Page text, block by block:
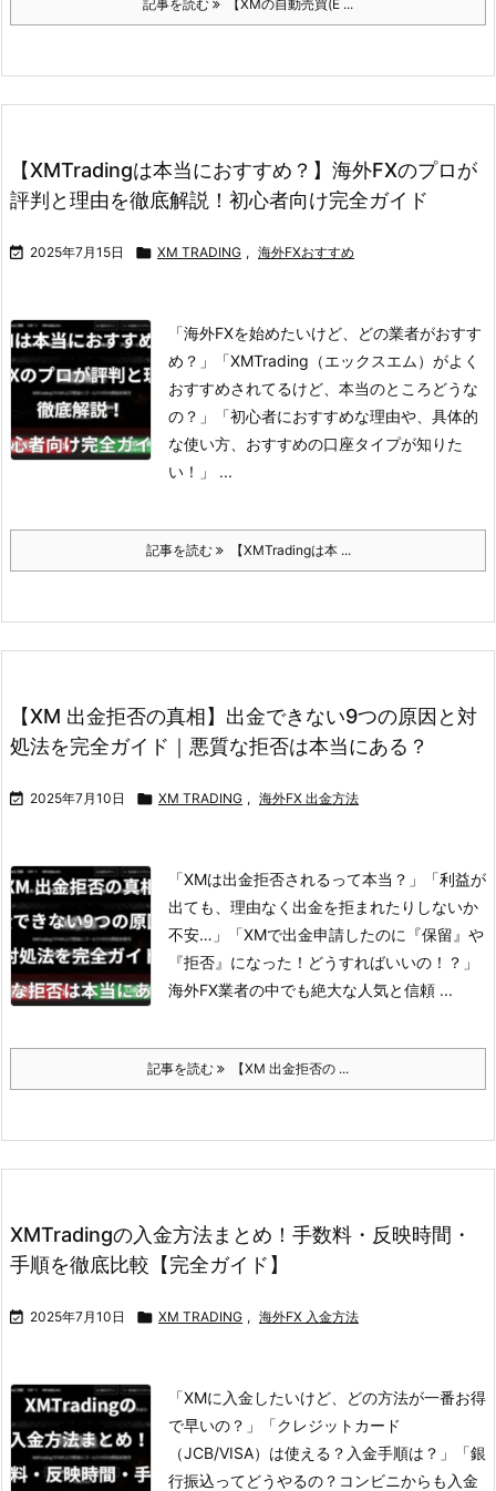
記事を読む 【XMの自動売買(E ...
【XMTradingは本当におすすめ？】海外FXのプロが
評判と理由を徹底解説！初心者向け完全ガイド
 2025年7月15日  XM TRADING , 海外FXおすすめ
「海外FXを始めたいけど、どの業者がおすす
め？」
「XMTrading（エックスエム）がよく
おすすめされてるけど、本当のところどうな
の？」
「初心者におすすめな理由や、具体的
な使い方、おすすめの口座タイプが知りた
い！」 ...
記事を読む 【XMTradingは本 ...
【XM 出金拒否の真相】出金できない9つの原因と対
処法を完全ガイド｜悪質な拒否は本当にある？
 2025年7月10日  XM TRADING , 海外FX 出金方法
「XMは出金拒否されるって本当？」
「利益が
出ても、理由なく出金を拒まれたりしないか
不安…」
「XMで出金申請したのに『保留』や
『拒否』になった！どうすればいいの！？」
海外FX業者の中でも絶大な人気と信頼 ...
記事を読む 【XM 出金拒否の ...
XMTradingの入金方法まとめ！手数料・反映時間・
手順を徹底比較【完全ガイド】
 2025年7月10日  XM TRADING , 海外FX 入金方法
「XMに入金したいけど、どの方法が一番お得
で早いの？」
「クレジットカード
（JCB/VISA）は使える？入金手順は？」
「銀
行振込ってどうやるの？コンビニからも入金